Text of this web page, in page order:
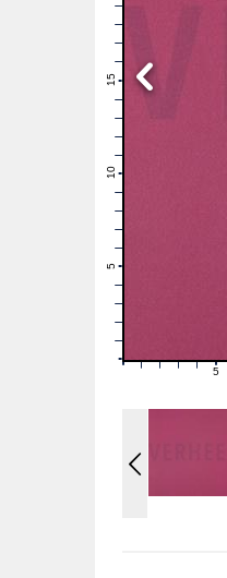
10
11
12
13
14
15
16
17
18
19
1 2 3 4